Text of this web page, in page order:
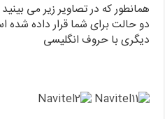
همانطور که در تصاویر زیر می
دو حالت برای شما قرار داده
دیگری با حروف انگلیسی